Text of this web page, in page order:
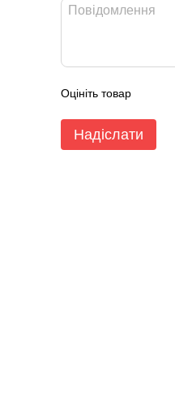
Оцініть товар
Надіслати